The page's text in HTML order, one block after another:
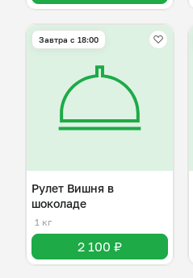
Завтра c 18:00
Рулет Вишня в
шоколаде
1 кг
2 100 ₽